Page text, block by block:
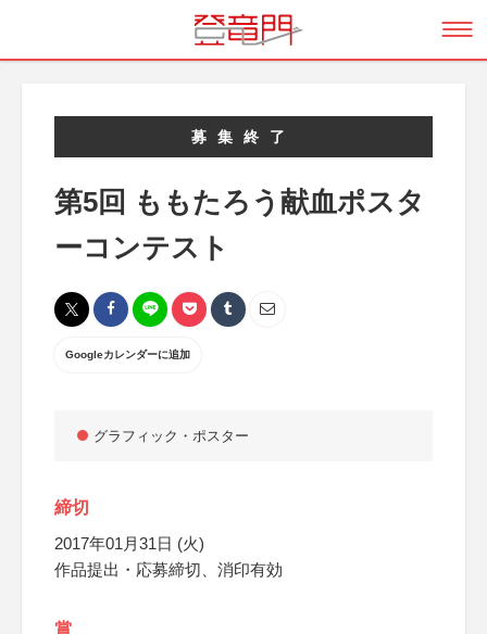
募集終了
第5回 ももたろう献血ポスタ
ーコンテスト
Googleカレンダーに追加
グラフィック・ポスター
締切
2017年01月31日 (火)
作品提出・応募締切、消印有効
賞